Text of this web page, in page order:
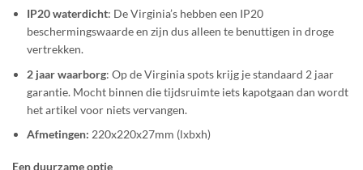
IP20 waterdicht: De Virginia’s hebben een IP20
beschermingswaarde en zijn dus alleen te benuttigen in droge
vertrekken.
2 jaar waarborg: Op de Virginia spots krijg je standaard 2 jaar
garantie. Mocht binnen die tijdsruimte iets kapotgaan dan wordt
het artikel voor niets vervangen.
Afmetingen: 220x220x27mm (lxbxh)
Een duurzame optie